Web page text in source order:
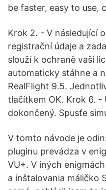
be faster, easy to use,
Krok 2. - V následující
registrační údaje a
slouží k ochraně vaší
automaticky stáhne a
RealFlight 9.5.
tlačítkem OK. Krok 6. -
dokončený. Spusťe
V tomto návode je
pluginu prevádza v
VU+. V iných
a inštalovania máličko